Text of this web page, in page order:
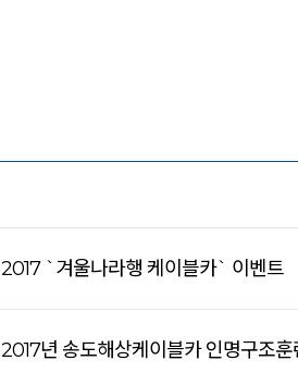
2017 `겨울나라행 케이블카` 이벤트
2017년 송도해상케이블카 인명구조훈